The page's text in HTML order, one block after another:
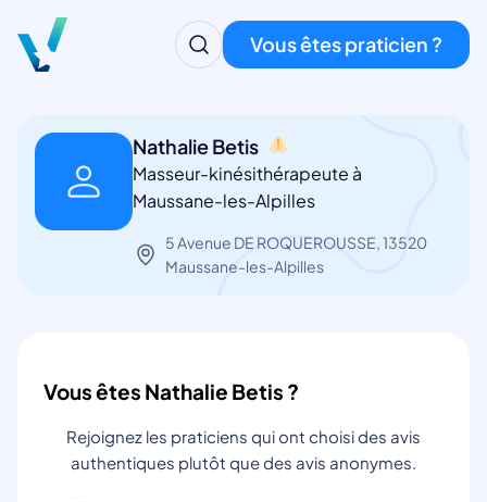
Vous êtes praticien ?
Nathalie Betis
Masseur-kinésithérapeute à
Maussane-les-Alpilles
5 Avenue DE ROQUEROUSSE, 13520
Maussane-les-Alpilles
Vous êtes Nathalie Betis ?
Rejoignez les praticiens qui ont choisi des avis
authentiques plutôt que des avis anonymes.